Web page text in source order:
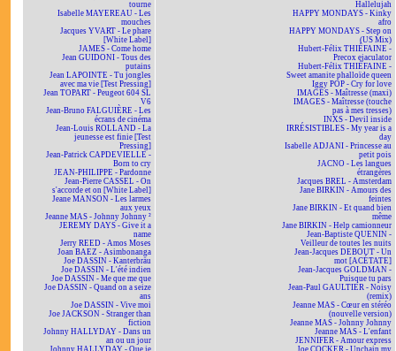
tourne
Isabelle MAYEREAU - Les
mouches
Jacques YVART - Le phare
[White Label]
JAMES - Come home
Jean GUIDONI - Tous des
putains
Jean LAPOINTE - Tu jongles
avec ma vie [Test Pressing]
Jean TOPART - Peugeot 604 SL
V6
Jean-Bruno FALGUIÈRE - Les
écrans de cinéma
Jean-Louis ROLLAND - La
jeunesse est finie [Test
Pressing]
Jean-Patrick CAPDEVIELLE -
Born to cry
JEAN-PHILIPPE - Pardonne
Jean-Pierre CASSEL - On
s'accorde et on [White Label]
Jeane MANSON - Les larmes
aux yeux
Jeanne MAS - Johnny Johnny ²
JEREMY DAYS - Give it a
name
Jerry REED - Amos Moses
Joan BAEZ - Asimbonanga
Joe DASSIN - Kanterbräu
Joe DASSIN - L'été indien
Joe DASSIN - Me que me que
Joe DASSIN - Quand on a seize
ans
Joe DASSIN - Vive moi
Joe JACKSON - Stranger than
fiction
Johnny HALLYDAY - Dans un
an ou un jour
Johnny HALLYDAY - Que je
Hallelujah
HAPPY MONDAYS - Kinky
afro
HAPPY MONDAYS - Step on
(US Mix)
Hubert-Félix THIÉFAINE -
Precox ejaculator
Hubert-Félix THIÉFAINE -
Sweet amanite phalloïde queen
Iggy POP - Cry for love
IMAGES - Maîtresse (maxi)
IMAGES - Maîtresse (touche
pas à mes tresses)
INXS - Devil inside
IRRÉSISTIBLES - My year is a
day
Isabelle ADJANI - Princesse au
petit pois
JACNO - Les langues
étrangères
Jacques BREL - Amsterdam
Jane BIRKIN - Amours des
feintes
Jane BIRKIN - Et quand bien
même
Jane BIRKIN - Help camionneur
Jean-Baptiste QUENIN -
Veilleur de toutes les nuits
Jean-Jacques DEBOUT - Un
mot [ACÉTATE]
Jean-Jacques GOLDMAN -
Puisque tu pars
Jean-Paul GAULTIER - Noisy
(remix)
Jeanne MAS - Cœur en stéréo
(nouvelle version)
Jeanne MAS - Johnny Johnny
Jeanne MAS - L'enfant
JENNIFER - Amour express
Joe COCKER - Unchain my